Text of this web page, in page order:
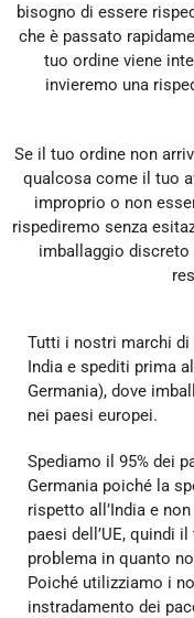
bisogno di essere
che è passato
tuo ordine viene
invieremo una
Se il tuo ordine non
qualcosa come il tuo
improprio o non
rispediremo senza
imballaggio discreto
Tutti i nostri marchi
India e spediti prima
Germania), dove
nei paesi europei.
Spediamo il 95% dei
Germania poiché la
rispetto all’India e
paesi dell’UE, quindi
problema in quanto
Poiché utilizziamo i
instradamento dei